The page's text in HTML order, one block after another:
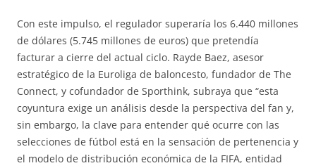
Con este impulso, el regulador superaría los 6.440 millones
de dólares (5.745 millones de euros) que pretendía
facturar a cierre del actual ciclo. Rayde Baez, asesor
estratégico de la Euroliga de baloncesto, fundador de The
Connect, y cofundador de Sporthink, subraya que “esta
coyuntura exige un análisis desde la perspectiva del fan y,
sin embargo, la clave para entender qué ocurre con las
selecciones de fútbol está en la sensación de pertenencia y
el modelo de distribución económica de la FIFA, entidad